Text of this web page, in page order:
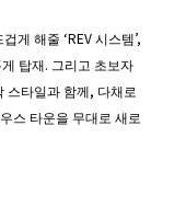
게 해줄 ‘REV 시스템’,
탑재. 그리고 초보자
스타일과 함께, 다채로
스 타운을 무대로 새로